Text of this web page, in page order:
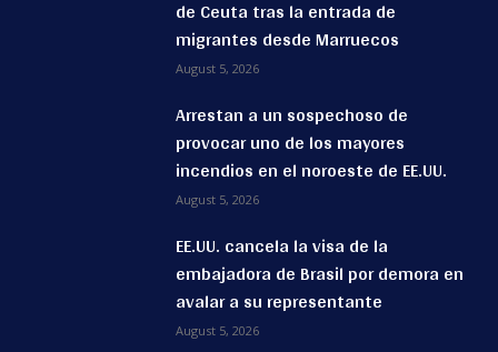
de Ceuta tras la entrada de
migrantes desde Marruecos
August 5, 2026
Arrestan a un sospechoso de
provocar uno de los mayores
incendios en el noroeste de EE.UU.
August 5, 2026
EE.UU. cancela la visa de la
embajadora de Brasil por demora en
avalar a su representante
August 5, 2026